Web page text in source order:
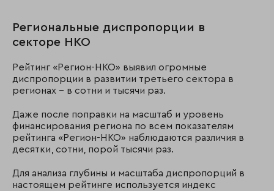
Региональные диспропорции в
секторе НКО
Рейтинг «Регион-НКО» выявил огромные
диспропорции в развитии третьего сектора в
регионах – в сотни и тысячи раз.
Даже после поправки на масштаб и уровень
финансирования региона по всем показателям
рейтинга «Регион-НКО» наблюдаются различия в
десятки, сотни, порой тысячи раз.
Для анализа глубины и масштаба диспропорций в
настоящем рейтинге используется индекс